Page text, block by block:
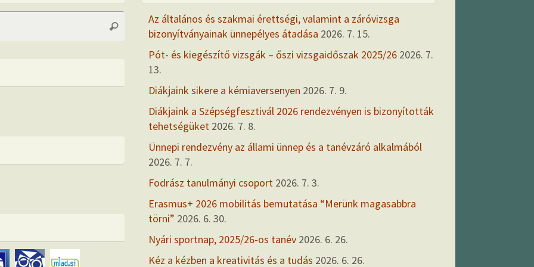
Search
Search
Az általános és szakmai érettségi, valamint a záróvizsga
bizonyítványainak ünnepélyes átadása 2026. 7. 15.
Pót- és kiegészítő vizsgák – őszi vizsgaidőszak 2025/26 2026. 7.
13.
Diákjaink sikere a kémiaversenyen 2026. 7. 9.
Diákjaink a Szépségfesztivál 2026 rendezvényen is bizonyították
tehetségüket 2026. 7. 8.
Ünnepi rendezvény az állami ünnep és a tanévzáró alkalmából
2026. 7. 7.
Fodrász tanulmányi csoport 2026. 7. 3.
Erasmus+ 2026 mobilitás bemutatása “Merünk magasabbra
törni” 2026. 6. 30.
Nyári sportnap, 2025/26-os tanév 2026. 6. 26.
Kéz a kézben a kreativitás és a tudás 2026. 6. 26.